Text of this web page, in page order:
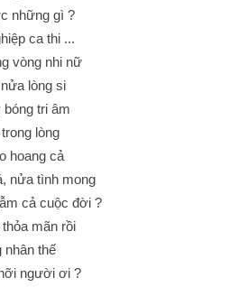
những gì ?
ca thi ...
vòng nhi nữ
lòng si
tri âm
lòng
hoang cả
nửa tình mong
cả cuộc đời ?
mãn rồi
nhân thế
người ơi ?